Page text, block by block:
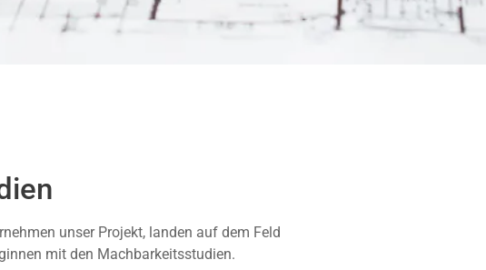
unser Projekt, landen auf dem Feld
mit den Machbarkeitsstudien.